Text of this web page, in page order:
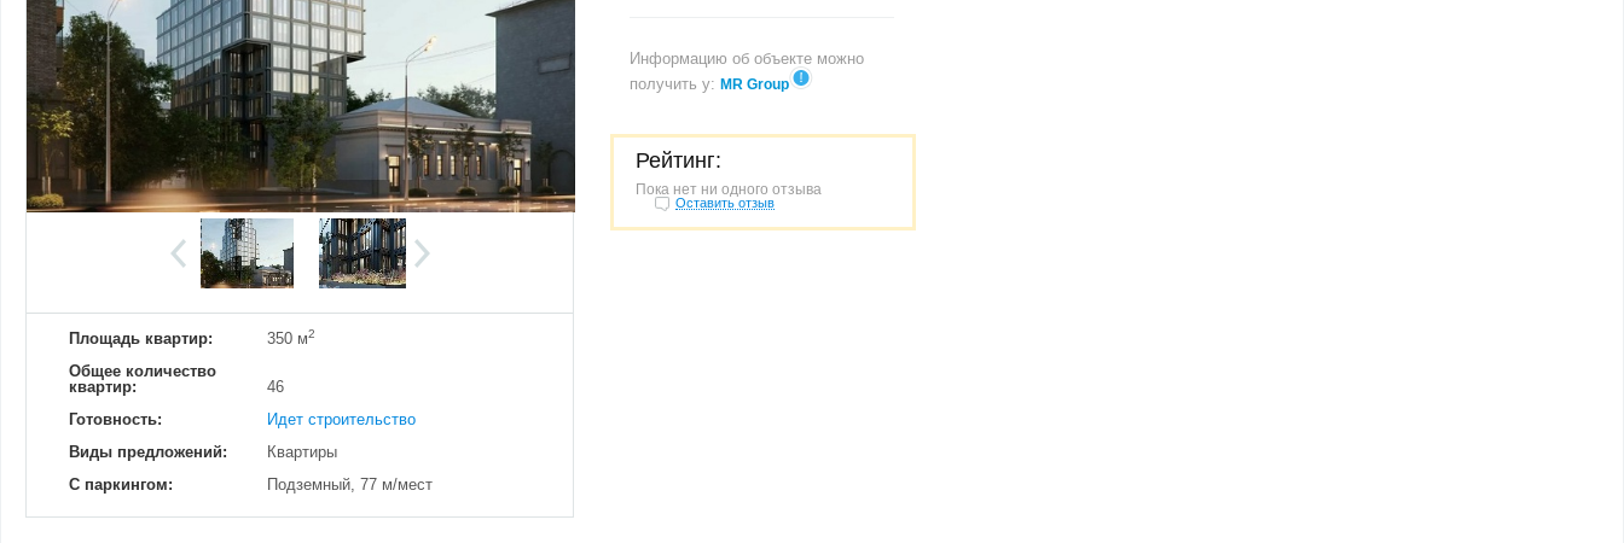
Добавить фотографию Изменено: 4.06.2023 Просмотров 18462
Площадь квартир: 350 м2
Общее количество
квартир:
46
Готовность:
Идет строительство
Виды предложений:
Квартиры
С паркингом:
Подземный, 77 м/мест
Информацию об объекте можно
получить у: MR Group
Рейтинг:
Пока нет ни одного отзыва
Оставить отзыв